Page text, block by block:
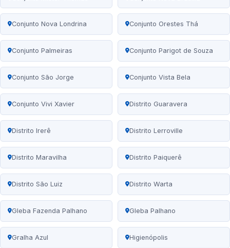
Conjunto Nova Londrina Conjunto Orestes Thá
Conjunto Palmeiras Conjunto Parigot de Souza
Conjunto São Jorge Conjunto Vista Bela
Conjunto Vivi Xavier Distrito Guaravera
Distrito Irerê Distrito Lerroville
Distrito Maravilha Distrito Paiquerê
Distrito São Luiz Distrito Warta
Gleba Fazenda Palhano Gleba Palhano
Gralha Azul Higienópolis